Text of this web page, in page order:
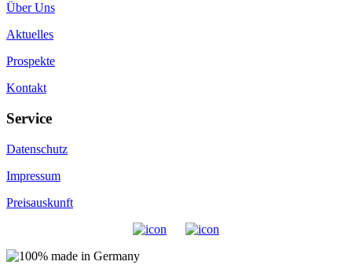
Über Uns
Aktuelles
Prospekte
Kontakt
Service
Datenschutz
Impressum
Preisauskunft